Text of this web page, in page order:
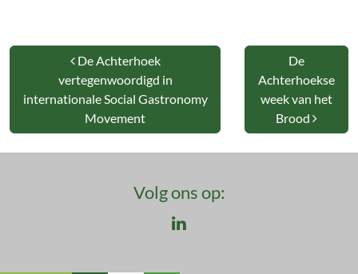
Bericht navigatie
De Achterhoek
vertegenwoordigd in
internationale Social Gastronomy
Movement
De
Achterhoekse
week van het
Brood
Volg ons op:
